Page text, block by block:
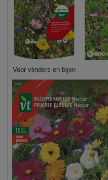
Voor vlinders en bijen